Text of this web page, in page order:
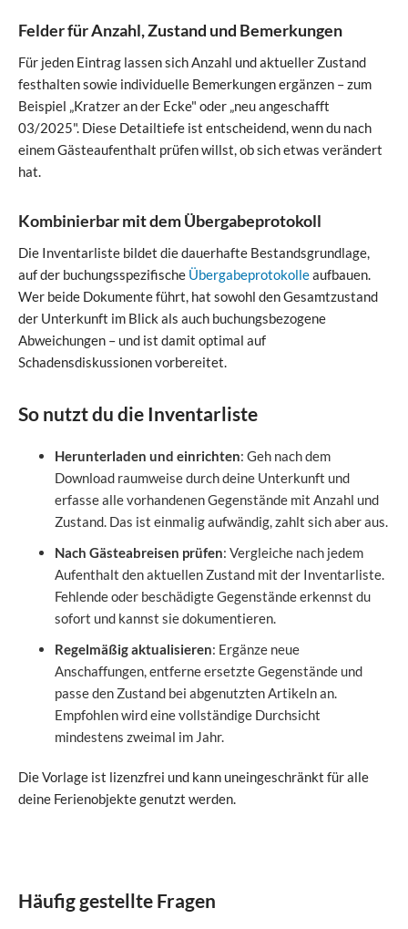
Felder für Anzahl, Zustand und Bemerkungen
Für jeden Eintrag lassen sich Anzahl und aktueller Zustand
festhalten sowie individuelle Bemerkungen ergänzen – zum
Beispiel „Kratzer an der Ecke" oder „neu angeschafft
03/2025". Diese Detailtiefe ist entscheidend, wenn du nach
einem Gästeaufenthalt prüfen willst, ob sich etwas verändert
hat.
Kombinierbar mit dem Übergabeprotokoll
Die Inventarliste bildet die dauerhafte Bestandsgrundlage,
auf der buchungsspezifische Übergabeprotokolleaufbauen.
Wer beide Dokumente führt, hat sowohl den Gesamtzustand
der Unterkunft im Blick als auch buchungsbezogene
Abweichungen – und ist damit optimal auf
Schadensdiskussionen vorbereitet.
So nutzt du die Inventarliste
Herunterladen und einrichten: Geh nach dem
Download raumweise durch deine Unterkunft und
erfasse alle vorhandenen Gegenstände mit Anzahl und
Zustand. Das ist einmalig aufwändig, zahlt sich aber aus.
Nach Gästeabreisen prüfen: Vergleiche nach jedem
Aufenthalt den aktuellen Zustand mit der Inventarliste.
Fehlende oder beschädigte Gegenstände erkennst du
sofort und kannst sie dokumentieren.
Regelmäßig aktualisieren: Ergänze neue
Anschaffungen, entferne ersetzte Gegenstände und
passe den Zustand bei abgenutzten Artikeln an.
Empfohlen wird eine vollständige Durchsicht
mindestens zweimal im Jahr.
Die Vorlage ist lizenzfrei und kann uneingeschränkt für alle
deine Ferienobjekte genutzt werden.
Häufig gestellte Fragen